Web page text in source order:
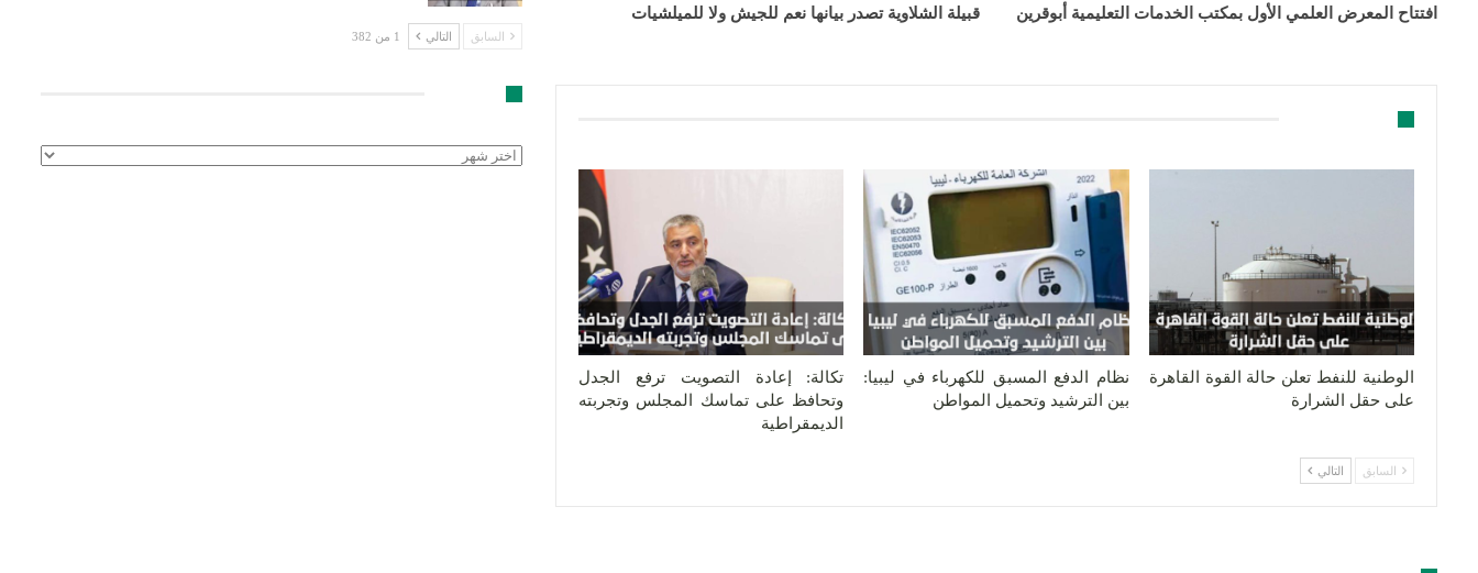
افتتاح المعرض العلمي الأول بمكتب الخدمات التعليمية أبوقرين قبيلة الشلاوية تصدر بيانها نعم للجيش ولا للميلشيات
الوطنية للنفط تعلن حالة القوة القاهرة
على حقل الشرارة
نظام الدفع المسبق للكهرباء في ليبيا:
بين الترشيد وتحميل المواطن
تكالة: إعادة التصويت ترفع الجدل
وتحافظ على تماسك المجلس وتجربته
الديمقراطية
السابق التالي
السابق التالي 1 من 382
الأرشيف